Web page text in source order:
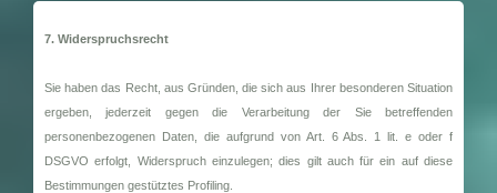
7. Widerspruchsrecht
Sie haben das Recht, aus Gründen, die sich aus Ihrer besonderen Situation
ergeben, jederzeit gegen die Verarbeitung der Sie betreffenden
personenbezogenen Daten, die aufgrund von Art. 6 Abs. 1 lit. e oder f
DSGVO erfolgt, Widerspruch einzulegen; dies gilt auch für ein auf diese
Bestimmungen gestütztes Profiling.